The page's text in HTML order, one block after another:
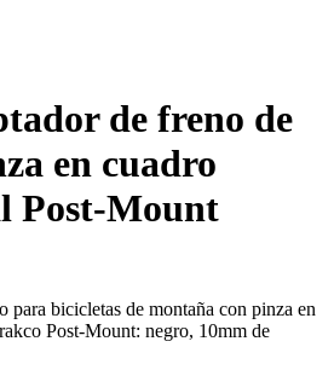
de freno de
en cuadro
Post-Mount
para bicicletas de montaña con pinza en
Post-Mount: negro, 10mm de